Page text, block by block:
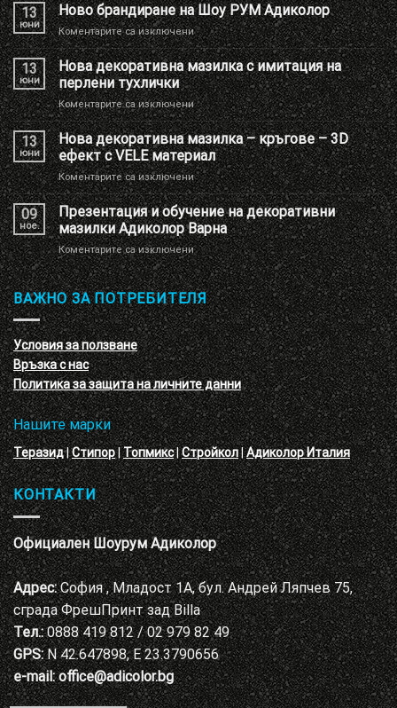
13
юни
Ново брандиране на Шоу РУМ Адиколор
Коментарите са изключениза
Ново
брандиране
на
Шоу
РУМ
Адиколор
13
юни
Нова декоративна мазилка с имитация на
перлени тухлички
Коментарите са изключениза
Нова
декоративна
мазилка
с
имитация
на
перлени
тухлички
13
юни
Нова декоративна мазилка – кръгове – 3D
ефект с VELE материал
Коментарите са изключениза
Нова
декоративна
мазилка
–
кръгове
–
3D
ефект
с
VELE
материал
09
ное.
Презентация и обучение на декоративни
мазилки Адиколор Варна
Коментарите са изключениза
Презентация
и
обучение
на
декоративни
мазилки
Адиколор
Варна
ВАЖНО ЗА ПОТРЕБИТЕЛЯ
Условия за ползване
Връзка с нас
Политика за защита на личните данни
Нашите марки
Теразид|Стипор|Топмикс|Стройкол|Адиколор Италия
КОНТАКТИ
Официален Шоурум Адиколор
Адрес:София , Младост 1А, бул. Андрей Ляпчев 75,
сграда ФрешПринт зад Billa
Тел.:0888 419 812 / 02 979 82 49
GPS:N 42.647898, E 23.3790656
e-mail: office@adicolor.bg